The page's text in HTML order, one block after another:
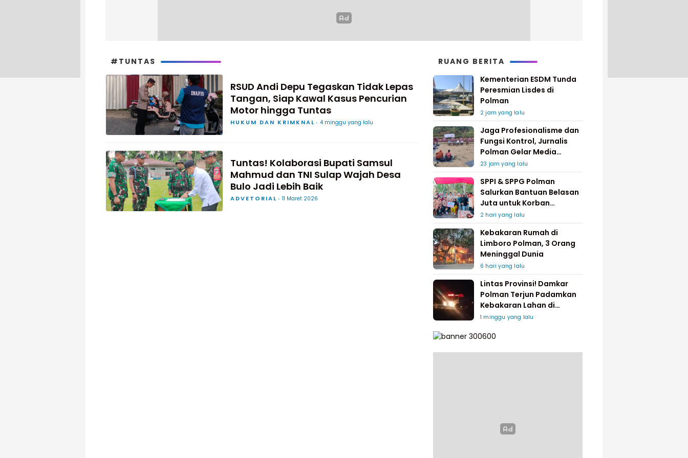
#TUNTAS
RSUD Andi Depu Tegaskan Tidak Lepas
Tangan, Siap Kawal Kasus Pencurian
Motor hingga Tuntas
HUKUM DAN KRIMKNAL 4 minggu yang lalu
Tuntas! Kolaborasi Bupati Samsul
Mahmud dan TNI Sulap Wajah Desa
Bulo Jadi Lebih Baik
ADVETORIAL 11 Maret 2026
RUANG BERITA
Kementerian ESDM Tunda
Peresmian Lisdes di
Polman
2 jam yang lalu
Jaga Profesionalisme dan
Fungsi Kontrol, Jurnalis
Polman Gelar Media
Gathering
23 jam yang lalu
SPPI & SPPG Polman
Salurkan Bantuan Belasan
Juta untuk Korban
Kebakaran di Limboro
2 hari yang lalu
Kebakaran Rumah di
Limboro Polman, 3 Orang
Meninggal Dunia
6 hari yang lalu
Lintas Provinsi! Damkar
Polman Terjun Padamkan
Kebakaran Lahan di
Pinrang
1 minggu yang lalu